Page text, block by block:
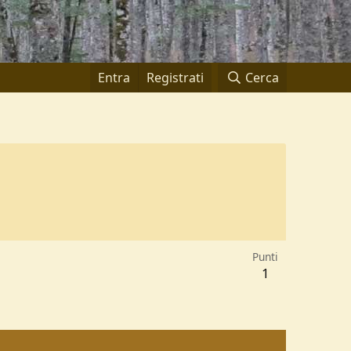
Entra Registrati Cerca
Punti
1